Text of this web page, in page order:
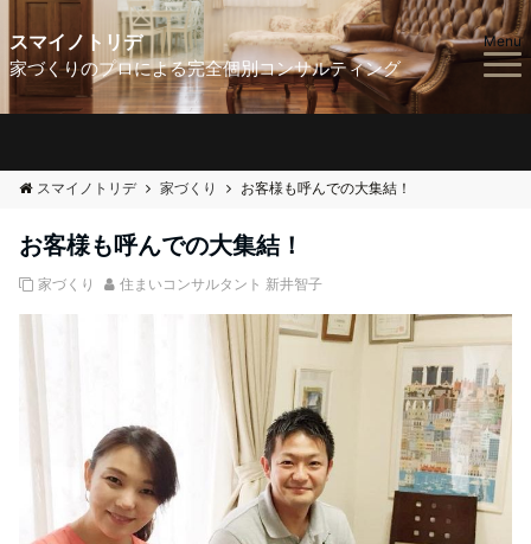
スマイノトリデ
家づくりのプロによる完全個別コンサルティング
Menu
スマイノトリデ 家づくり お客様も呼んでの大集結！
お客様も呼んでの大集結！
家づくり 住まいコンサルタント 新井智子